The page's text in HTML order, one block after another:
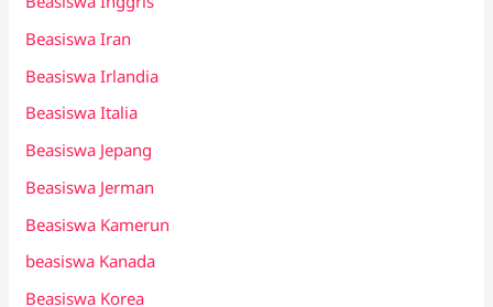
Beasiswa Iran
Beasiswa Irlandia
Beasiswa Italia
Beasiswa Jepang
Beasiswa Jerman
Beasiswa Kamerun
beasiswa Kanada
Beasiswa Korea